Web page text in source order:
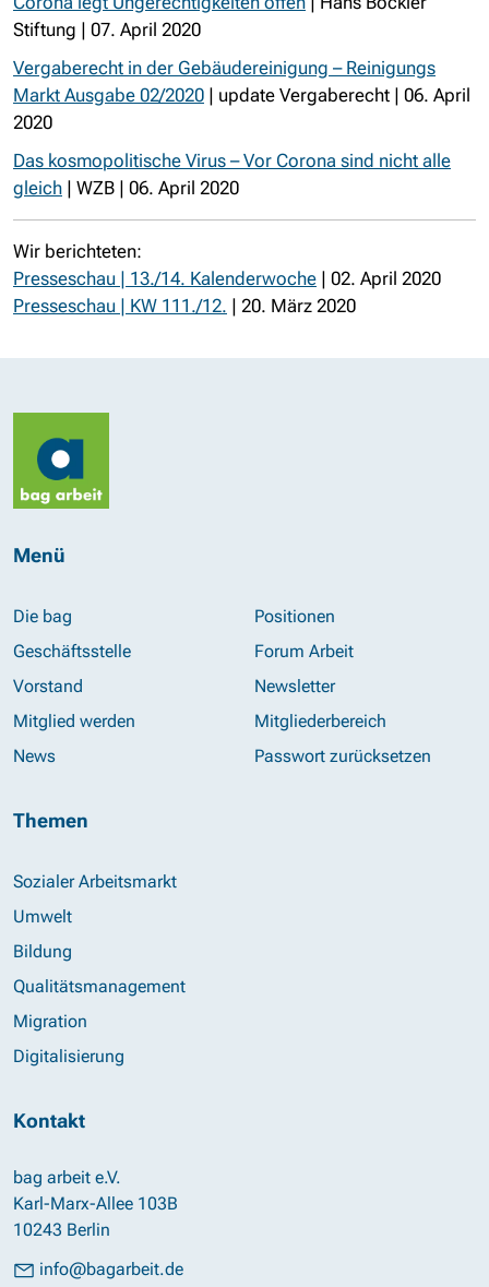
Stiftung | 07. April 2020
Vergaberecht in der Gebäudereinigung – Reinigungs
Markt Ausgabe 02/2020 | update Vergaberecht | 06. April
2020
Das kosmopolitische Virus – Vor Corona sind nicht alle
gleich | WZB | 06. April 2020
Wir berichteten:
Presseschau | 13./14. Kalenderwoche | 02. April 2020
Presseschau | KW 111./12. | 20. März 2020
Menü
Die bag
Geschäftsstelle
Vorstand
Mitglied werden
News
Positionen
Forum Arbeit
Newsletter
Mitgliederbereich
Passwort zurücksetzen
Themen
Sozialer Arbeitsmarkt
Umwelt
Bildung
Qualitätsmanagement
Migration
Digitalisierung
Kontakt
bag arbeit e.V.
Karl-Marx-Allee 103B
10243 Berlin
info@bagarbeit.de